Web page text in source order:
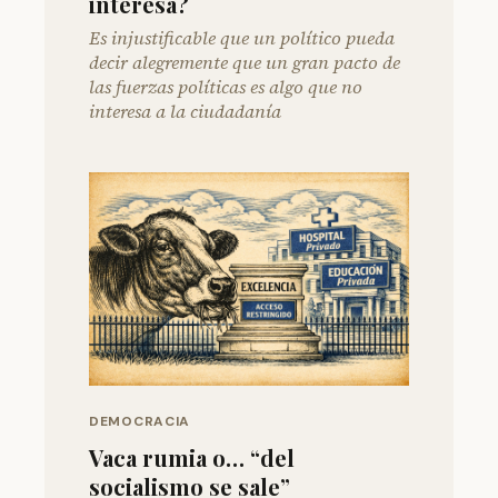
Es injustificable que un político pueda
decir alegremente que un gran pacto de
las fuerzas políticas es algo que no
interesa a la ciudadanía
DEMOCRACIA
Vaca rumia o… “del
socialismo se sale”